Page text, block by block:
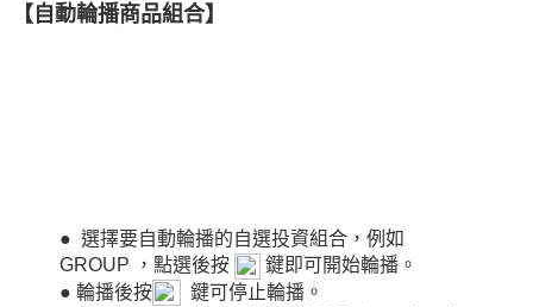
【自動輪播商品組合】
● 選擇要自動輪播的自選投資組合，例如
GROUP ，點選後按
鍵即可開始輪播。
● 輪播後按
鍵可停止輪播。